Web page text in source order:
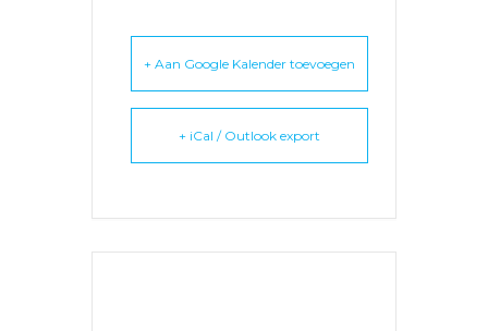
+ Aan Google Kalender toevoegen
+ iCal / Outlook export